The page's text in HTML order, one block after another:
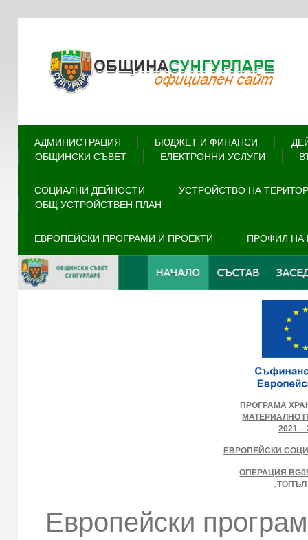
АДМИНИСТРАЦИЯ БЮДЖЕТ И ФИНАНСИ
ОБЩИНСКИ СЪВЕТ
ЕЛЕКТРОННИ УСЛУГИ
СОЦИАЛНИ ДЕЙНОСТИ
УСТРОЙСТВО НА
ОБЩ УСТРОЙСТВЕН ПЛАН
ЕВРОПЕЙСКИ ПРОГРАМИ И ПРОЕКТИ ПРОФИЛ НА
ПРОГРАМА
МАТЕРИАЛНО
2021 –
ЕВРОПЕЙСКИ
ОПЕРАЦИЯ
Европейски